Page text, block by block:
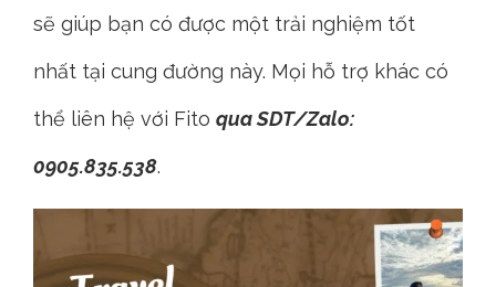
sẽ giúp bạn có được một trải nghiệm tốt
nhất tại cung đường này. Mọi hỗ trợ khác có
thể liên hệ với Fito qua SDT/Zalo:
0905.835.538.